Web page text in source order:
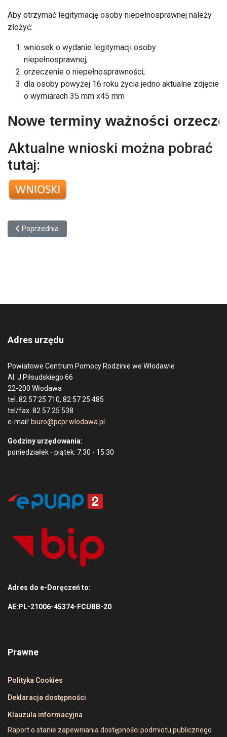
Aby otrzymać legitymację osoby niepełnosprawnej należy
złożyć:
wniosek o wydanie legitymacji osoby
niepełnosprawnej;
orzeczenie o niepełnosprawności;
dla osoby powyżej 16 roku życia jedno aktualne zdjęcie
o wymiarach 35 mm x45 mm
Nowe terminy ważności
Aktualne wnioski można pobrać
tutaj:
Poprzednia strona: Zadania Centrum wynikające z ustawy o
Poprzednia
Adres urzędu
Powiatowe Centrum Pomocy Rodzinie we Włodawie
Al. J.Piłsudskiego 66
22-200 Włodawa
tel. 82 57 25 710, 82 57 25 485
tel/fax. 82 57 25 538
e-mail: biuro@pcpr.wlodawa.pl
Godziny urzędowania:
poniedziałek - piątek: 7:30 - 15:30
Adres do e-Doręczeń to:
AE:PL-21006-45374-FCUBB-20
Prawne
Polityka Cookies
Deklaracja dostępności
Klauzula informacyjna
Raport o stanie zapewniania dostępności podmiotu publicznego